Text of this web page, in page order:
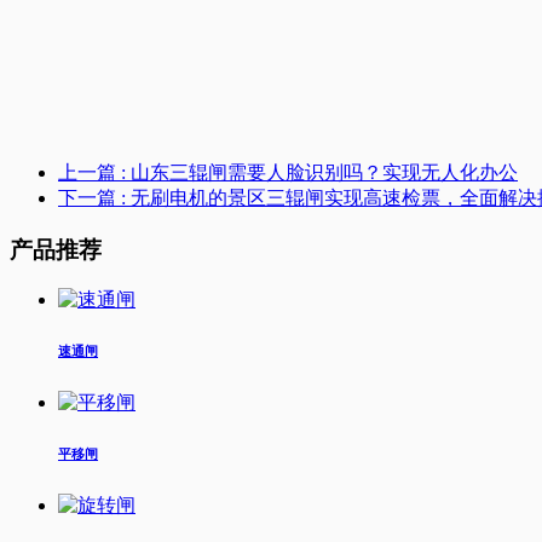
上一篇 : 山东三辊闸需要人脸识别吗？实现无人化办公
下一篇 : 无刷电机的景区三辊闸实现高速检票，全面解
产品推荐
速通闸
平移闸